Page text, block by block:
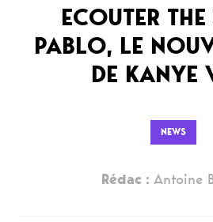
Sorties
ECOUTER
PABLO, LE
DE KANYE
NEWS
Rédac : Antoine